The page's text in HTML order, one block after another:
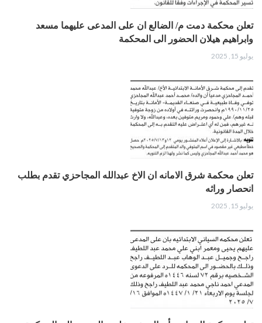
تعلن محكمة دمت م/ الضالع ان على المدعى عليهما مسعد
وابراهيم هيلان الحضور الى المحكمة
يوليو 15, 2025
تعلن محكمة شرق الامانه ان الاخ عبدالله المجاحزي تقدم بطلب
انحصار وراثه
يوليو 15, 2025